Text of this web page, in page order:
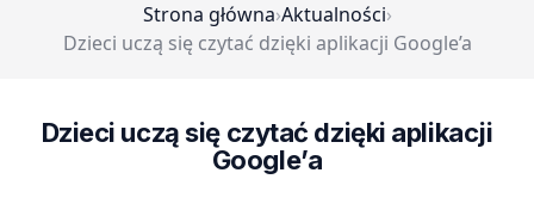
Strona główna›Aktualności›
Dzieci uczą się czytać dzięki aplikacji Google’a
Dzieci uczą się czytać dzięki aplikacji
Google’a